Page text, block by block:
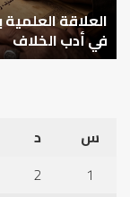
نموذج
في
أدب
العلاقة
في أدب الخلاف
س
د
1
2